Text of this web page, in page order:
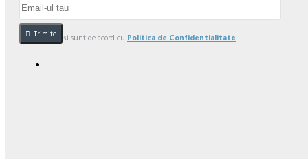
Trimite
Am citit şi sunt de acord cu Politica de Confidentialitate